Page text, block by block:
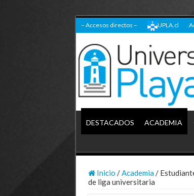
– Accesos directos – UPLA.cl
DESTACADOS ACADEMIA
Inicio / Academia /
de liga universitaria